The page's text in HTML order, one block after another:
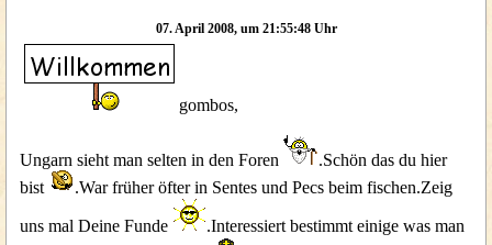
07. April 2008, um 21:55:48 Uhr
gombos,
Ungarn sieht man selten in den Foren
.Schön das du hier
bist
.War früher öfter in Sentes und Pecs beim fischen.Zeig
uns mal Deine Funde
.Interessiert bestimmt einige was man